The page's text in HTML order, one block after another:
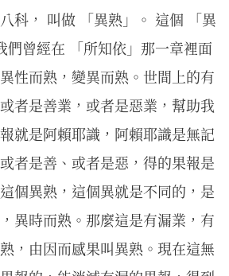
科， 叫做 「異熟」。 這個 「異
們曾經在 「所知依」那一章裡面
性而熟，變異而熟。世間上的有
者是善業，或者是惡業，幫助我
就是阿賴耶識，阿賴耶識是無記
者是善、或者是惡，得的果報是
個異熟，這個異就是不同的，是
異時而熟。那麼這是有漏業，有
，由因而感果叫異熟。現在這無